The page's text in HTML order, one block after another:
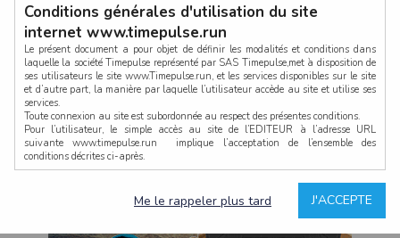
CONNEXION
Conditions générales d'utilisation du site
internet www.timepulse.run
Le présent document a pour objet de définir les modalités et conditions dans
laquelle la société Timepulse représenté par SAS Timepulse,met à disposition de
ses utilisateurs le site www.Timepulse.run, et les services disponibles sur le site
et d’autre part, la manière par laquelle l’utilisateur accède au site et utilise ses
services.
Toute connexion au site est subordonnée au respect des présentes conditions.
Pour l’utilisateur, le simple accès au site de l’EDITEUR à l’adresse URL
suivante www.timepulse.run implique l’acceptation de l’ensemble des
conditions décrites ci-après.
La structure générale du site www.timepulse.run, par quelque procédé que ce
soit, sans l'autorisation préalable et par écrit de Fourcherot Mickael et/ou de ses
J'ACCEPTE
Me le rappeler plus tard